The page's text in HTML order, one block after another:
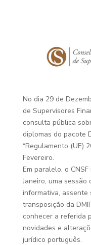
No dia 29 de
de Supervisores
consulta pública
diplomas do pacote
“Regulamento (UE)
Fevereiro.
Em paralelo, o
Janeiro, uma
informativa, assente
transposição da
conhecer a referida
novidades e
jurídico português.